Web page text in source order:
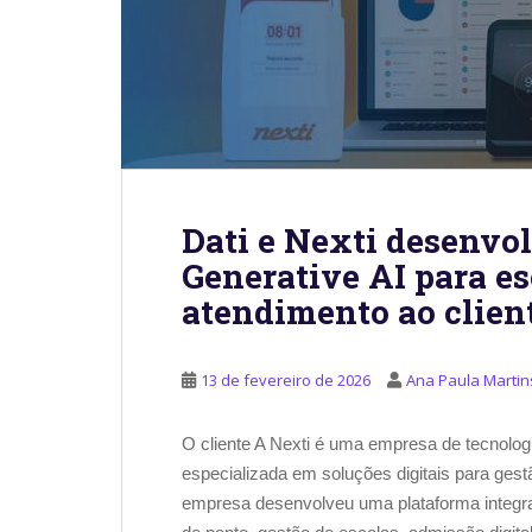
Dati e Nexti
Generative AI para
atendimento ao
13 de fevereiro de 2026 Ana Paula
O cliente A Nexti é uma empresa de
especializada em soluções digitais para
empresa desenvolveu uma plataforma